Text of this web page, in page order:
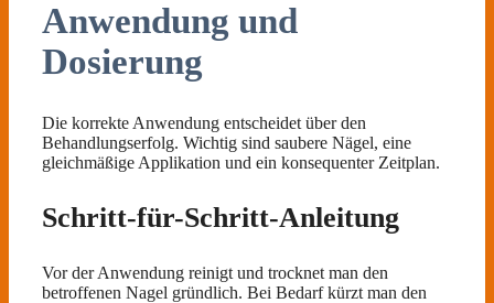
Anwendung und
Dosierung
Die korrekte Anwendung entscheidet über den
Behandlungserfolg. Wichtig sind saubere Nägel, eine
gleichmäßige Applikation und ein konsequenter Zeitplan.
Schritt-für-Schritt-Anleitung
Vor der Anwendung reinigt und trocknet man den
betroffenen Nagel gründlich. Bei Bedarf kürzt man den